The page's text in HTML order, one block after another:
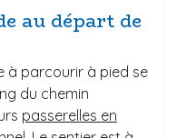
au départ de
à parcourir à pied se
du chemin
passerelles en